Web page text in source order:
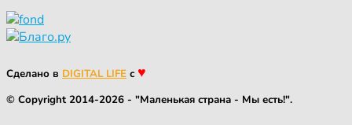
Сделано в DIGITAL LIFE с ♥
© Copyright 2014-2026 - "Маленькая страна - Мы есть!".